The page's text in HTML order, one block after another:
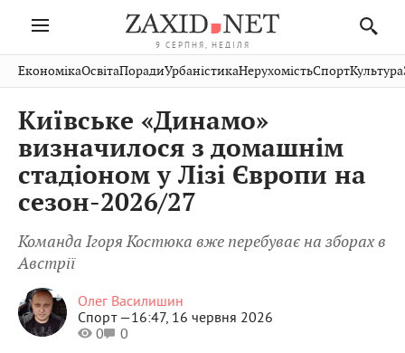
9 СЕРПНЯ, НЕДІЛЯ
Івано-
Франківськ
Волинь
Закарпаття
Рівне
Шептицький
Стрий
Хмельницький
Публікації
Авто СловкоКультура
Кіно Дім
ФотоОсвітаНерухомість
Домашні
тварини
ЕкономікаОсвітаПорадиУрбаністикаНерухомістьСпортКультура
Київське «Динамо»
визначилося з домашнім
стадіоном у Лізі Європи на
сезон-2026/27
Команда Ігоря Костюка вже перебуває на зборах в
Австрії
Олег Василишин
Спорт —16:47, 16 червня 2026
0
0